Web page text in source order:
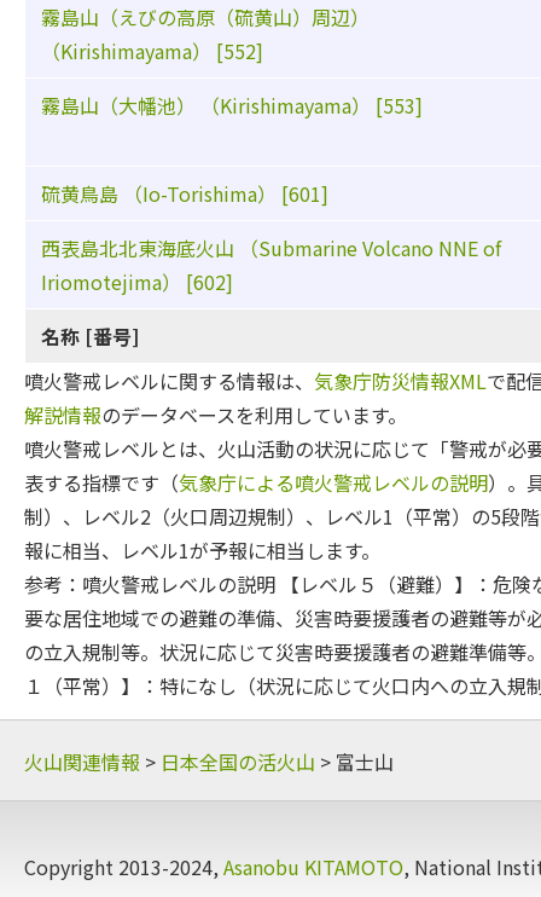
霧島山（えびの高原（硫黄山）周辺）
（Kirishimayama） [552]
霧島山（大幡池） （Kirishimayama） [553]
硫黄鳥島 （Io-Torishima） [601]
西表島北北東海底火山 （Submarine Volcano NNE of
Iriomotejima） [602]
名称 [番号]
噴火警戒レベルに関する情報は、 気象庁防災情報XMLで配
解説情報のデータベースを利用しています。
噴火警戒レベルとは、火山活動の状況に応じて「警戒が
表する指標です（気象庁による噴火警戒レベルの説明）。
制）、レベル2（火口周辺規制）、レベル1（平常）の5段
報に相当、レベル1が予報に相当します。
参考：噴火警戒レベルの説明 【レベル５（避難）】：危
要な居住地域での避難の準備、災害時要援護者の避難等
の立入規制等。状況に応じて災害時要援護者の避難準備
１（平常）】：特になし（状況に応じて火口内への立入規
火山関連情報 > 日本全国の活火山 > 富士山
Copyright 2013-2024, Asanobu KITAMOTO, National